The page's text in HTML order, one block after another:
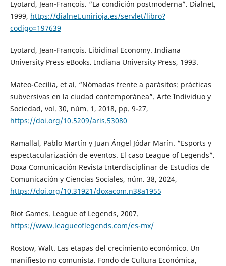
Lyotard, Jean-François. “La condición postmoderna”. Dialnet,
1999, https://dialnet.unirioja.es/servlet/libro?
codigo=197639
Lyotard, Jean-François. Libidinal Economy. Indiana
University Press eBooks. Indiana University Press, 1993.
Mateo-Cecilia, et al. “Nómadas frente a parásitos: prácticas
subversivas en la ciudad contemporánea”. Arte Individuo y
Sociedad, vol. 30, núm. 1, 2018, pp. 9-27,
https://doi.org/10.5209/aris.53080
Ramallal, Pablo Martín y Juan Ángel Jódar Marín. “Esports y
espectacularización de eventos. El caso League of Legends”.
Doxa Comunicación Revista Interdisciplinar de Estudios de
Comunicación y Ciencias Sociales, núm. 38, 2024,
https://doi.org/10.31921/doxacom.n38a1955
Riot Games. League of Legends, 2007.
https://www.leagueoflegends.com/es-mx/
Rostow, Walt. Las etapas del crecimiento económico. Un
manifiesto no comunista. Fondo de Cultura Económica,